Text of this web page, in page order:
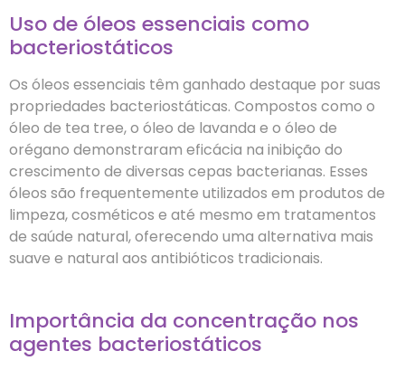
Uso de óleos essenciais como
bacteriostáticos
Os óleos essenciais têm ganhado destaque por suas
propriedades bacteriostáticas. Compostos como o
óleo de tea tree, o óleo de lavanda e o óleo de
orégano demonstraram eficácia na inibição do
crescimento de diversas cepas bacterianas. Esses
óleos são frequentemente utilizados em produtos de
limpeza, cosméticos e até mesmo em tratamentos
de saúde natural, oferecendo uma alternativa mais
suave e natural aos antibióticos tradicionais.
Importância da concentração nos
agentes bacteriostáticos